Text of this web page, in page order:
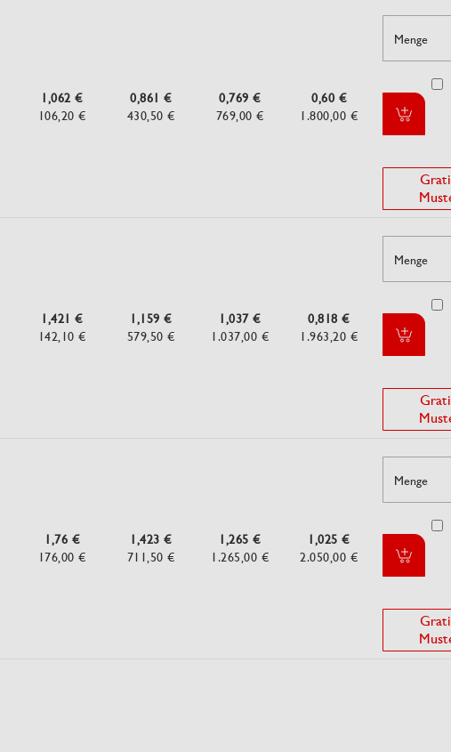
1,062 €
106,20 €
0,861 €
430,50 €
0,769 €
769,00 €
0,60 €
1.800,00 €
Menge
1,421 €
142,10 €
1,159 €
579,50 €
1,037 €
1.037,00 €
0,818 €
1.963,20 €
Menge
1,76 €
176,00 €
1,423 €
711,50 €
1,265 €
1.265,00 €
1,025 €
2.050,00 €
Menge